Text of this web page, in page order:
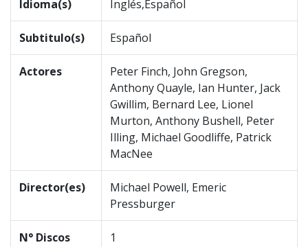
Idioma(s) Inglés,Español
Subtitulo(s) Español
Actores
Peter Finch, John Gregson,
Anthony Quayle, Ian Hunter, Jack
Gwillim, Bernard Lee, Lionel
Murton, Anthony Bushell, Peter
Illing, Michael Goodliffe, Patrick
MacNee
Director(es)
Michael Powell, Emeric
Pressburger
N° Discos 1